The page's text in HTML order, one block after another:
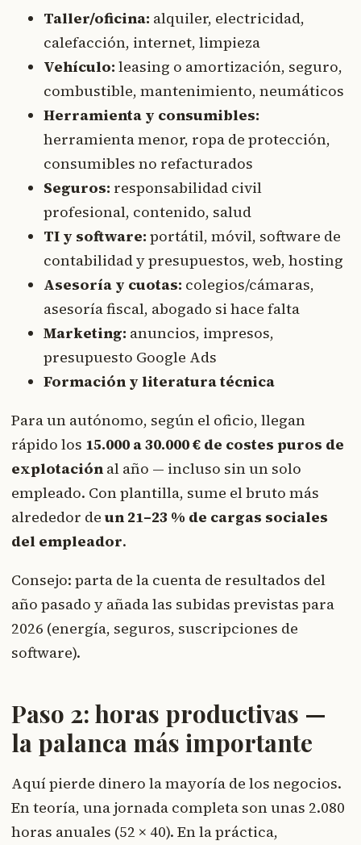
Taller/oficina: alquiler, electricidad,
calefacción, internet, limpieza
Vehículo: leasing o amortización, seguro,
combustible, mantenimiento, neumáticos
Herramienta y consumibles:
herramienta menor, ropa de protección,
consumibles no refacturados
Seguros: responsabilidad civil
profesional, contenido, salud
TI y software: portátil, móvil, software de
contabilidad y presupuestos, web, hosting
Asesoría y cuotas: colegios/cámaras,
asesoría fiscal, abogado si hace falta
Marketing: anuncios, impresos,
presupuesto Google Ads
Formación y literatura técnica
Para un autónomo, según el oficio, llegan
rápido los 15.000 a 30.000 € de costes puros de
explotación al año — incluso sin un solo
empleado. Con plantilla, sume el bruto más
alrededor de un 21–23 % de cargas sociales
del empleador.
Consejo: parta de la cuenta de resultados del
año pasado y añada las subidas previstas para
2026 (energía, seguros, suscripciones de
software).
Paso 2: horas productivas —
la palanca más importante
Aquí pierde dinero la mayoría de los negocios.
En teoría, una jornada completa son unas 2.080
horas anuales (52 × 40). En la práctica,